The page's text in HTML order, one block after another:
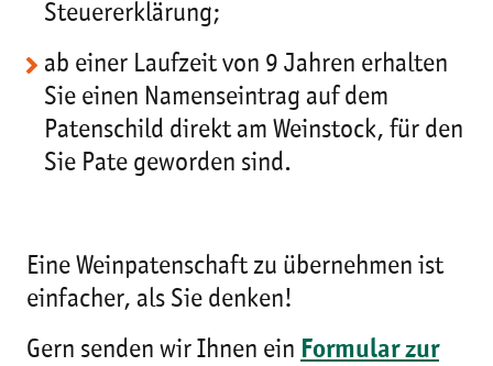
Steuererklärung;
ab einer Laufzeit von 9 Jahren erhalten
Sie einen Namenseintrag auf dem
Patenschild direkt am Weinstock, für den
Sie Pate geworden sind.
Eine Weinpatenschaft zu übernehmen ist
einfacher, als Sie denken!
Gern senden wir Ihnen ein Formular zur